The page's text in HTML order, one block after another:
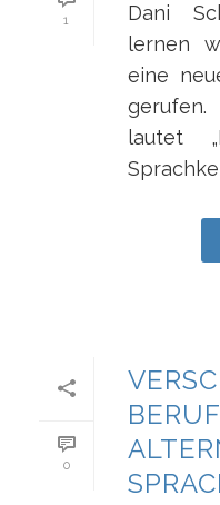
1
Dani
lernen
eine
lautet
0